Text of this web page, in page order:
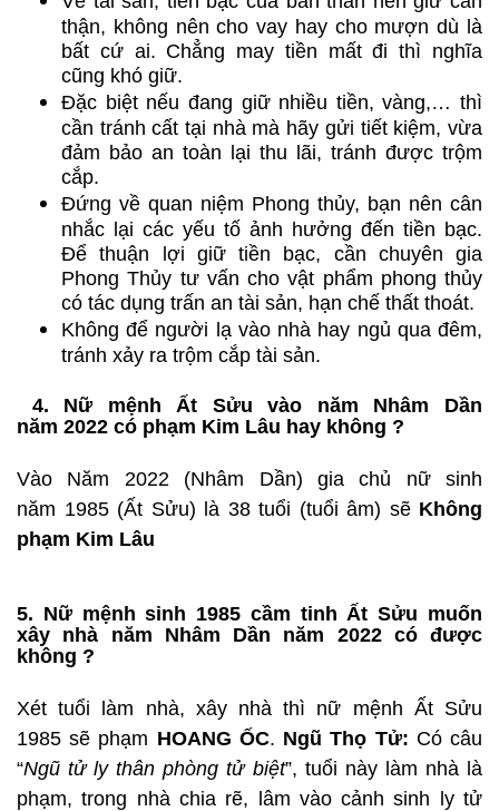
thận, không nên cho vay hay cho mượn dù là
bất cứ ai. Chẳng may tiền mất đi thì nghĩa
cũng khó giữ.
Đặc biệt nếu đang giữ nhiều tiền, vàng,… thì
cần tránh cất tại nhà mà hãy gửi tiết kiệm, vừa
đảm bảo an toàn lại thu lãi, tránh được trộm
cắp.
Đứng về quan niệm Phong thủy, bạn nên cân
nhắc lại các yếu tố ảnh hưởng đến tiền bạc.
Để thuận lợi giữ tiền bạc, cần chuyên gia
Phong Thủy tư vấn cho vật phẩm phong thủy
có tác dụng trấn an tài sản, hạn chế thất thoát.
Không để người lạ vào nhà hay ngủ qua đêm,
tránh xảy ra trộm cắp tài sản.
4. Nữ mệnh Ất Sửu vào năm Nhâm Dần
năm 2022 có phạm Kim Lâu hay không ?
Vào Năm 2022 (Nhâm Dần) gia chủ nữ sinh
năm 1985 (Ất Sửu) là 38 tuổi (tuổi âm) sẽ Không
phạm Kim Lâu
5. Nữ mệnh sinh 1985 cầm tinh Ất Sửu muốn
xây nhà năm Nhâm Dần năm 2022 có được
không ?
Xét tuổi làm nhà, xây nhà thì nữ mệnh Ất Sửu
1985 sẽ phạm HOANG ỐC. Ngũ Thọ Tử: Có câu
“Ngũ tử ly thân phòng tử biệt”, tuổi này làm nhà là
phạm, trong nhà chia rẽ, lâm vào cảnh sinh ly tử